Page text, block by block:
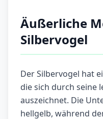
Äußerliche
Silbervogel
Der Silbervogel hat
die sich durch seine
auszeichnet. Die
hellgelb, während